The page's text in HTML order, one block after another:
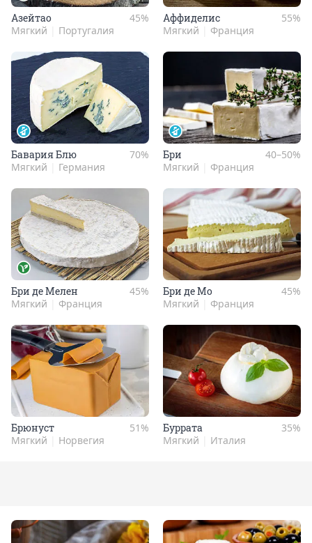
Азей­тао
45%
Мягкий
Португалия
Аффи­делис
55%
Мягкий
Франция
Бава­рия Блю
70%
Мягкий
Германия
Бри
40–50%
Мягкий
Франция
Бри де Мелен
45%
Мягкий
Франция
Бри де Мо
45%
Мягкий
Франция
Брю­нуст
51%
Мягкий
Норвегия
Бур­ра­та
35%
Мягкий
Италия